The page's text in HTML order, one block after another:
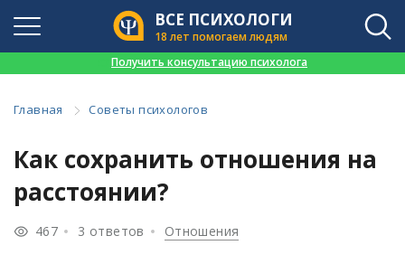
ВСЕ ПСИХОЛОГИ
18 лет помогаем людям
Получить консультацию психолога
Главная Советы психологов
Как сохранить отношения на
расстоянии?
467 3 ответов Отношения